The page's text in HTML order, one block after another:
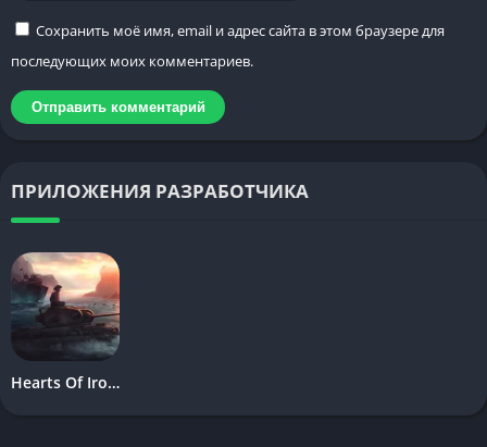
Сохранить моё имя, email и адрес сайта в этом браузере для
последующих моих комментариев.
ПРИЛОЖЕНИЯ РАЗРАБОТЧИКА
Hearts Of Iron 4 Mobile